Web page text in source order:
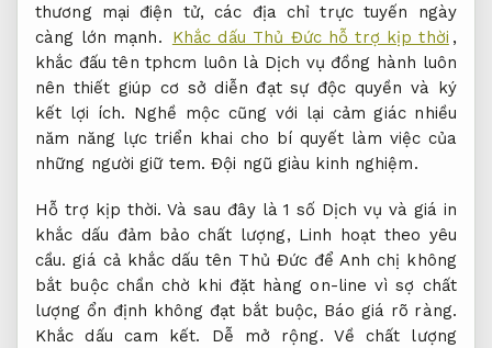
thương mại điện tử, các địa chỉ trực tuyến ngày
càng lớn mạnh.
Khắc dấu Thủ Đức hỗ trợ kịp thời ,
khắc đấu tên tphcm luôn là Dịch vụ đồng hành luôn
nên thiết giúp cơ sở diễn đạt sự độc quyền và ký
kết lợi ích. Nghề mộc cũng với lại cảm giác nhiều
năm năng lực triển khai cho bí quyết làm việc của
những người giữ tem.Đội ngũ giàu kinh nghiệm.
Hỗ trợ kịp thời. Và sau đây là 1 số Dịch vụ và giá in
khắc dấu đảm bảo chất lượng, Linh hoạt theo yêu
cầu. giá cả khắc dấu tên Thủ Đức để Anh chị không
bắt buộc chần chờ khi đặt hàng on-line vì sợ chất
lượng ổn định không đạt bắt buộc, Báo giá rõ ràng.
Khắc dấu cam kết. Dễ mở rộng. Về chất lượng